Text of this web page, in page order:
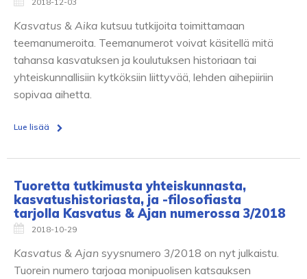
Kasvatus & Aika kutsuu tutkijoita toimittamaan
teemanumeroita. Teemanumerot voivat käsitellä mitä
tahansa kasvatuksen ja koulutuksen historiaan tai
yhteiskunnallisiin kytköksiin liittyvää, lehden aihepiiriin
sopivaa aihetta.
Lue lisää
Tuoretta tutkimusta yhteiskunnasta,
kasvatushistoriasta, ja -filosofiasta
tarjolla Kasvatus & Ajan numerossa 3/2018
2018-10-29
Kasvatus & Ajan syysnumero 3/2018 on nyt julkaistu.
Tuorein numero tarjoaa monipuolisen katsauksen